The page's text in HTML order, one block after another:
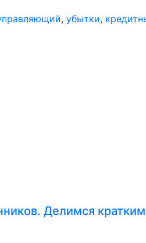
, убытки,
Делимся